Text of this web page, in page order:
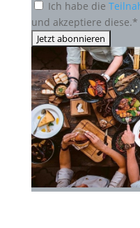
Ich habe die
und akzeptiere diese.*